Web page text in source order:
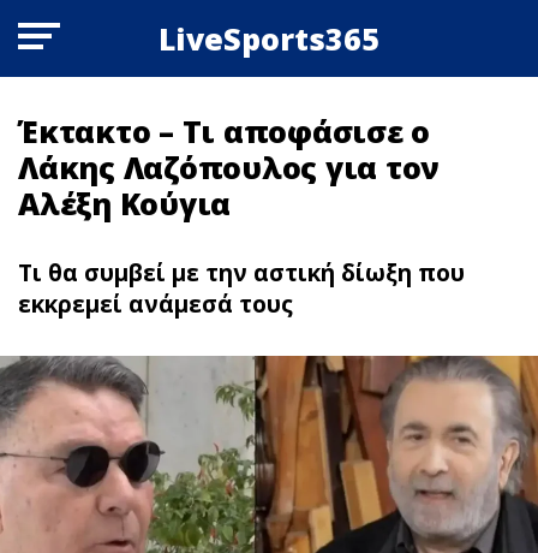
LiveSports365
Έκτακτo – Τι αποφάσισε ο
Λάκης Λαζόπουλος για τον
Αλέξη Κούγια
Τι θα συμβεί με την αστική δίωξη που
εκκρεμεί ανάμεσά τους